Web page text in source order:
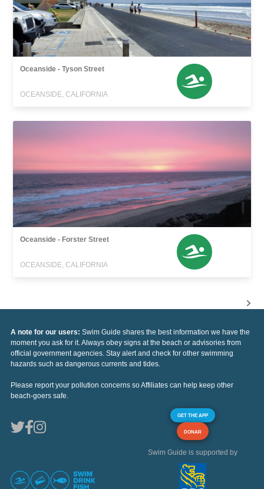
Oceanside - Tyson Street
OCEANSIDE, CALIFORNIA
Oceanside - Forster Street
OCEANSIDE, CALIFORNIA
A note for our users: Swim Guide shares the best information we have the
moment you ask for it. Always obey signs at the beach or advisories from
official government agencies. Stay alert and check for other swimming
hazards such as dangerous currents and tides.
Please report your pollution concerns so Affiliates can help keep other
beach-goers safe.
GET THE APP
DONAR
Swim Guide is supported by